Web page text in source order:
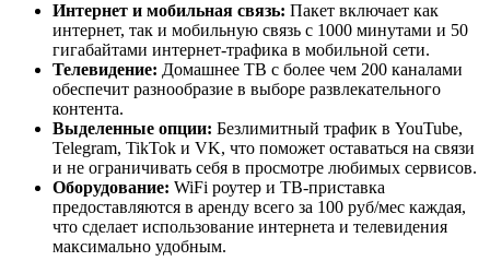
Интернет и мобильная связь: Пакет включает как
интернет, так и мобильную связь с 1000 минутами и 50
гигабайтами интернет-трафика в мобильной сети.
Телевидение: Домашнее ТВ с более чем 200 каналами
обеспечит разнообразие в выборе развлекательного
контента.
Выделенные опции: Безлимитный трафик в YouTube,
Telegram, TikTok и VK, что поможет оставаться на связи
и не ограничивать себя в просмотре любимых сервисов.
Оборудование: WiFi роутер и ТВ-приставка
предоставляются в аренду всего за 100 руб/мес каждая,
что сделает использование интернета и телевидения
максимально удобным.